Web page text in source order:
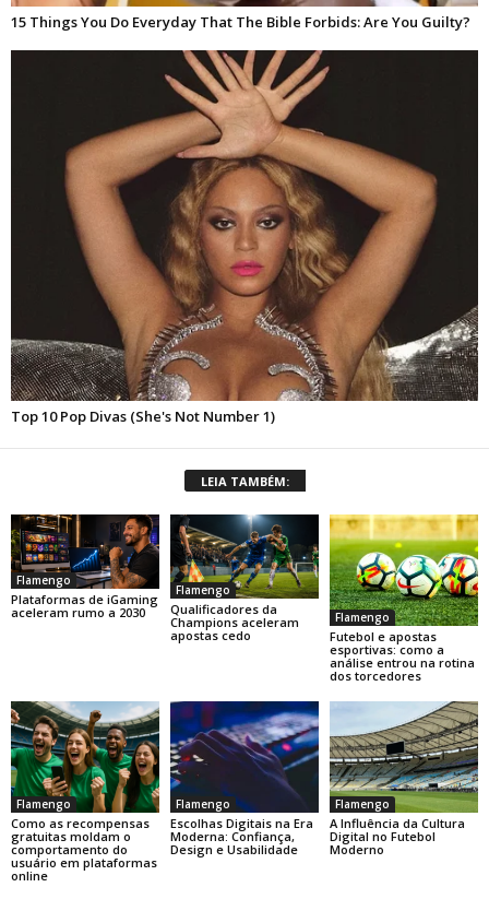
LEIA TAMBÉM:
Flamengo
Plataformas de iGaming
aceleram rumo a 2030
Flamengo
Qualificadores da
Champions aceleram
apostas cedo
Flamengo
Futebol e apostas
esportivas: como a
análise entrou na rotina
dos torcedores
Flamengo
Como as recompensas
gratuitas moldam o
comportamento do
usuário em plataformas
online
Flamengo
Escolhas Digitais na Era
Moderna: Confiança,
Design e Usabilidade
Flamengo
A Influência da Cultura
Digital no Futebol
Moderno